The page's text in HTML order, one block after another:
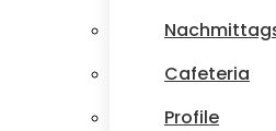
Cafeteria
Profile